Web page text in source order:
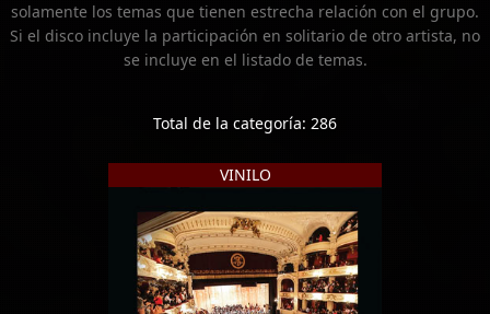
solamente los temas que tienen estrecha relación con el grupo.
Si el disco incluye la participación en solitario de otro artista, no
se incluye en el listado de temas.
Total de la categoría: 286
VINILO